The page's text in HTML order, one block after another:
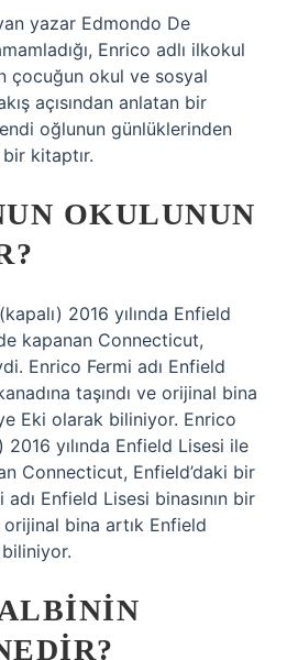
yazar Edmondo De
Enrico adlı ilkokul
çocuğun okul ve sosyal
açısından anlatan bir
oğlunun günlüklerinden
kitaptır.
OKULUNUN
2016 yılında Enfield
kapanan Connecticut,
Enrico Fermi adı Enfield
taşındı ve orijinal bina
Eki olarak biliniyor. Enrico
2016 yılında Enfield Lisesi ile
Connecticut, Enfield’daki bir
Enfield Lisesi binasının bir
orijinal bina artık Enfield